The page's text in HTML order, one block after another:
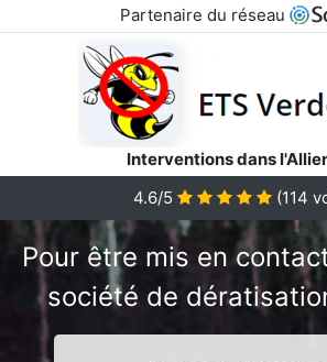
Partenaire du réseau
Interventions dans
4.6/5
(114
Pour être mis en
société de